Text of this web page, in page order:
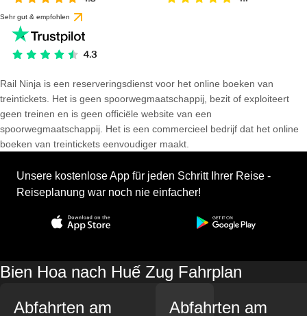
Sehr gut & empfohlen
Rail Ninja is een reserveringsdienst voor het online boeken van
treintickets. Het is geen spoorwegmaatschappij, bezit of exploiteert
geen treinen en is geen officiële website van een
spoorwegmaatschappij. Het is een commercieel bedrijf dat het online
boeken van treintickets eenvoudiger maakt.
Unsere kostenlose App für jeden Schritt Ihrer Reise -
Reiseplanung war noch nie einfacher!
Bien Hoa nach Huế Zug Fahrplan
Abfahrten am
Abfahrten am